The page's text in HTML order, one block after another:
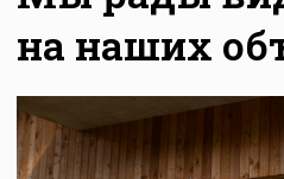
192007,
к. 2, литера А,
Политика